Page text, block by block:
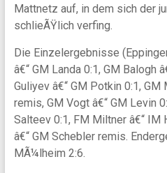
Mattnetz auf, in dem sich der
schlieÃŸlich verfing.
Die Einzelergebnisse
â€“ GM Landa 0:1, GM Balogh
Guliyev â€“ GM Potkin 0:1, GM
remis, GM Vogt â€“ GM Levin
Salteev 0:1, FM Miltner â€“ IM
â€“ GM Schebler remis.
MÃ¼lheim 2:6.